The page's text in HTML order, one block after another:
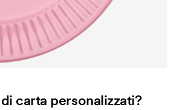
carta personalizzati?